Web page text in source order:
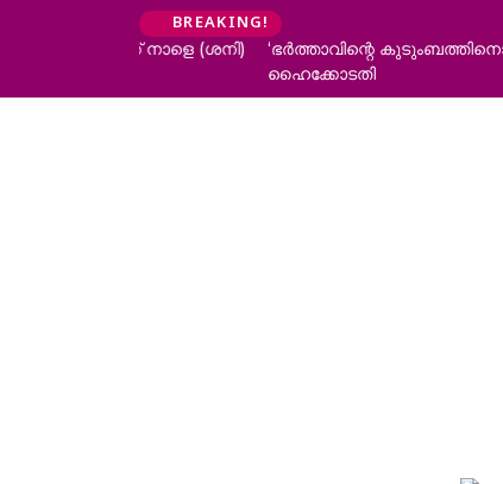
BREAKING!
‘ഭർത്താവിന്റെ കുടുംബത്തിനൊപ്പം